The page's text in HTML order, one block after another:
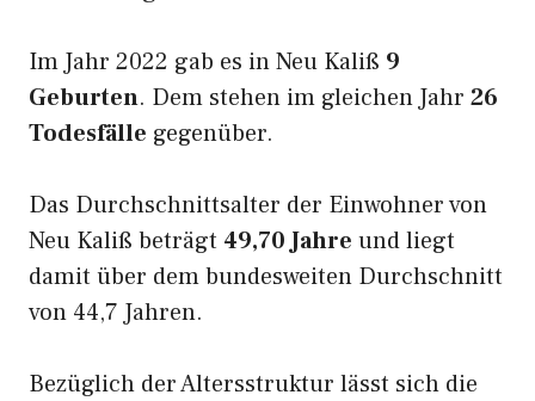
Im Jahr 2022 gab es in Neu Kaliß 9
Geburten. Dem stehen im gleichen Jahr 26
Todesfälle gegenüber.
Das Durchschnittsalter der Einwohner von
Neu Kaliß beträgt 49,70 Jahre und liegt
damit über dem bundesweiten Durchschnitt
von 44,7 Jahren.
Bezüglich der Altersstruktur lässt sich die